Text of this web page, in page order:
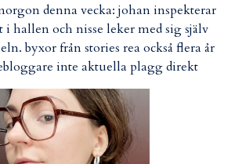
denna vecka: johan inspekterar
hallen och nisse leker med sig själv
byxor från stories rea också flera år
inte aktuella plagg direkt